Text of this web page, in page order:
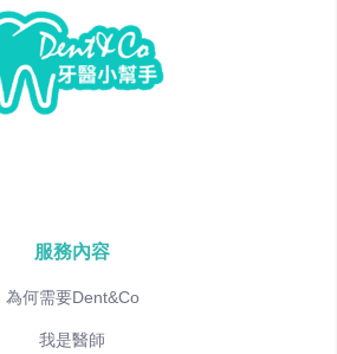
服務內容
為何需要Dent&Co
我是醫師